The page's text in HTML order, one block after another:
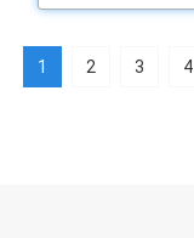
1 2 3 4